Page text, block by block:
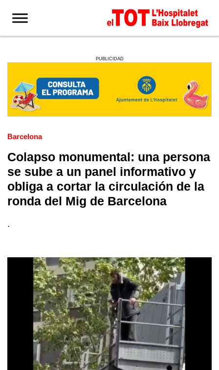
PUBLICIDAD
Barcelona
Colapso monumental: una persona
se sube a un panel informativo y
obliga a cortar la circulación de la
ronda del Mig de Barcelona
.